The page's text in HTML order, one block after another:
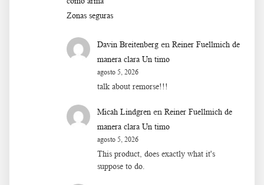
Zonas seguras
Davin Breitenberg en Reiner Fuellmich de
manera clara Un timo
agosto 5, 2026
talk about remorse!!!
Micah Lindgren en Reiner Fuellmich de
manera clara Un timo
agosto 5, 2026
This product, does exactly what it's
suppose to do.